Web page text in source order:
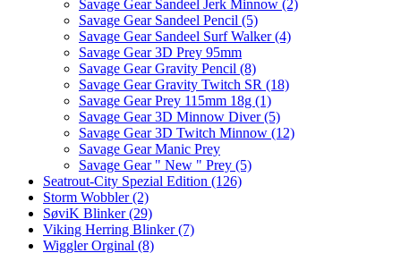
Savage Gear Sandeel Jerk Minnow (2)
Savage Gear Sandeel Pencil (5)
Savage Gear Sandeel Surf Walker (4)
Savage Gear 3D Prey 95mm
Savage Gear Gravity Pencil (8)
Savage Gear Gravity Twitch SR (18)
Savage Gear Prey 115mm 18g (1)
Savage Gear 3D Minnow Diver (5)
Savage Gear 3D Twitch Minnow (12)
Savage Gear Manic Prey
Savage Gear " New " Prey (5)
Seatrout-City Spezial Edition (126)
Storm Wobbler (2)
SøviK Blinker (29)
Viking Herring Blinker (7)
Wiggler Orginal (8)